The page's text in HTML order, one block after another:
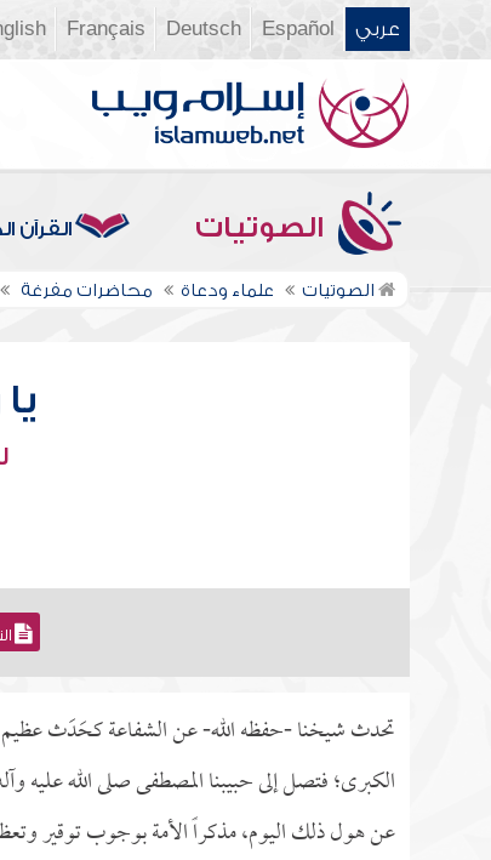
عربي Español
Deutsch
Français
الصوتيات القرآن
الصوتيات علماء ودعاة محاضرات مفرغة
تحدث شيخنا -حفظه الله- عن الشفاعة كحَدَث عظيم
الكبرى؛ فتصل إلى حبيبنا المصطفى صلى الله عليه
عن هول ذلك اليوم، مذكراً الأمة بوجوب توقير